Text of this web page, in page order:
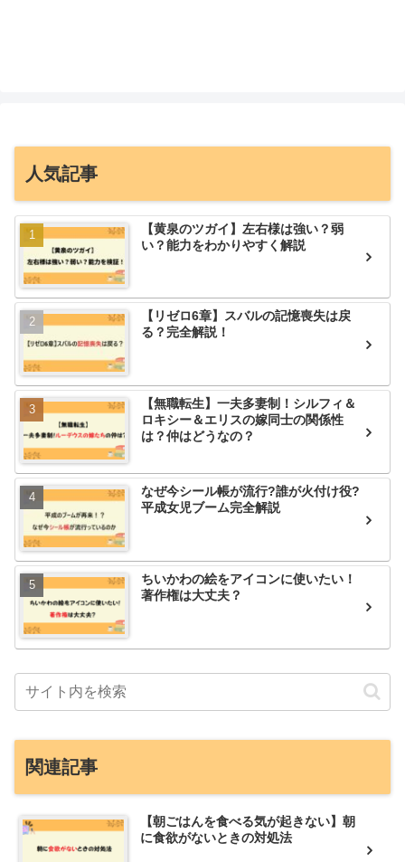
人気記事
【黄泉のツガイ】左右様は強い？弱
い？能力をわかりやすく解説
【リゼロ6章】スバルの記憶喪失は戻
る？完全解説！
【無職転生】一夫多妻制！シルフィ＆
ロキシー＆エリスの嫁同士の関係性
は？仲はどうなの？
なぜ今シール帳が流行?誰が火付け役?
平成女児ブーム完全解説
ちいかわの絵をアイコンに使いたい！
著作権は大丈夫？
関連記事
【朝ごはんを食べる気が起きない】朝
に食欲がないときの対処法